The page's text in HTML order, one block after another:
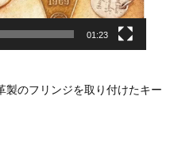
01:23
製のフリンジを取り付けたキー